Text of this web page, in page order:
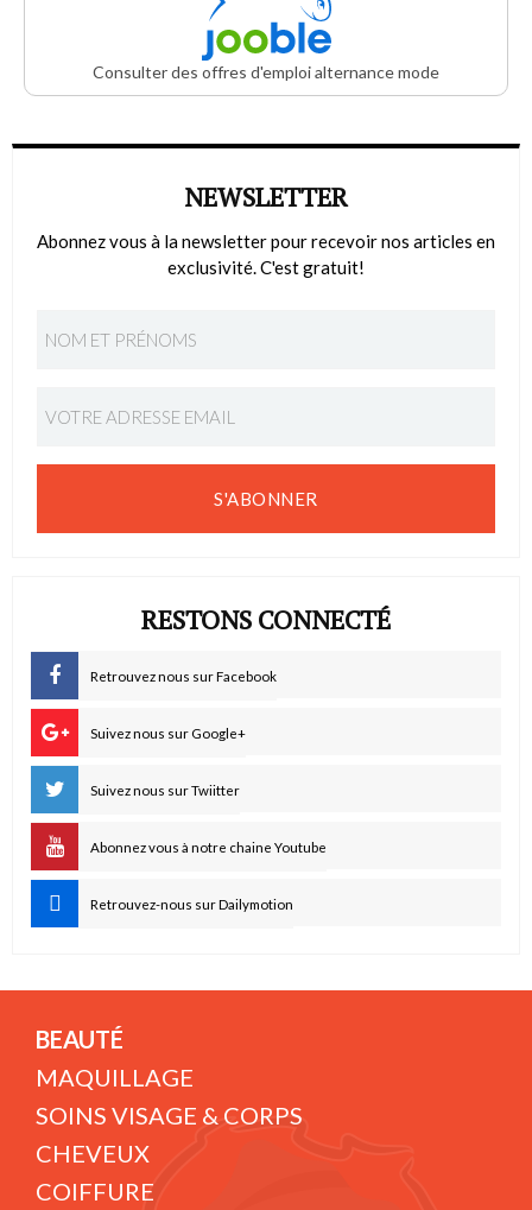
Consulter des offres d'emploi alternance mode
NEWSLETTER
Abonnez vous à la newsletter pour recevoir nos articles en
exclusivité. C'est gratuit!
S'ABONNER
RESTONS CONNECTÉ
Retrouvez nous sur Facebook
Suivez nous sur Google+
Suivez nous sur Twiitter
Abonnez vous à notre chaine Youtube
Retrouvez-nous sur Dailymotion
BEAUTÉ
MAQUILLAGE
SOINS VISAGE & CORPS
CHEVEUX
COIFFURE